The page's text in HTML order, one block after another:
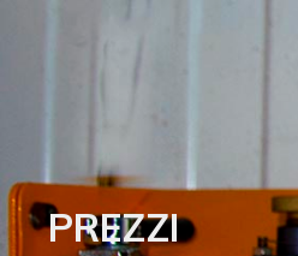
PREZZI